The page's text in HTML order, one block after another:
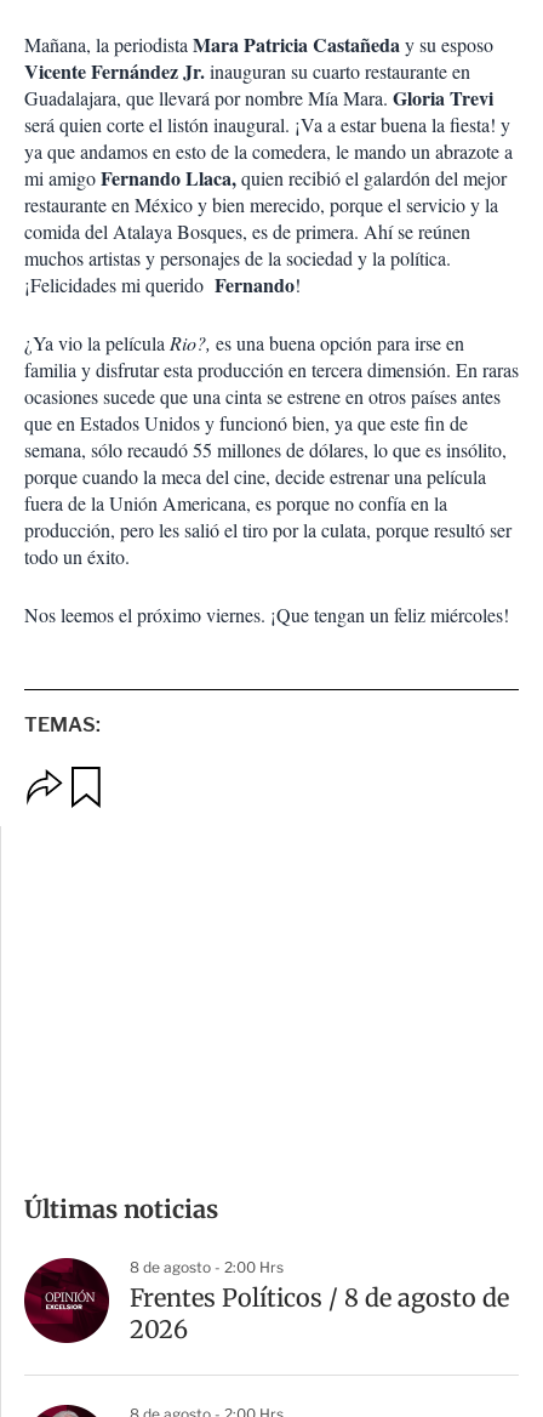
Mañana, la periodista Mara Patricia Castañeday su esposo
Vicente Fernández Jr.inauguran su cuarto restaurante en
Guadalajara, que llevará por nombre Mía Mara. Gloria Trevi
será quien corte el listón inaugural. ¡Va a estar buena la fiesta! y
ya que andamos en esto de la comedera, le mando un abrazote a
mi amigoFernando Llaca,quien recibió el galardón del mejor
restaurante en México y bien merecido, porque el servicio y la
comida del Atalaya Bosques, es de primera. Ahí se reúnen
muchos artistas y personajes de la sociedad y la política.
¡Felicidades mi querido Fernando!
¿Ya vio la película Rio?, es una buena opción para irse en
familia y disfrutar esta producción en tercera dimensión. En raras
ocasiones sucede que una cinta se estrene en otros países antes
que en Estados Unidos y funcionó bien, ya que este fin de
semana, sólo recaudó 55 millones de dólares, lo que es insólito,
porque cuando la meca del cine, decide estrenar una película
fuera de la Unión Americana, es porque no confía en la
producción, pero les salió el tiro por la culata, porque resultó ser
todo un éxito.
Nos leemos el próximo viernes. ¡Que tengan un feliz miércoles!
TEMAS:
p
p
a
r
t
Últimas noticias
8 de agosto - 2:00 Hrs
Frentes Políticos / 8 de agosto de
2026